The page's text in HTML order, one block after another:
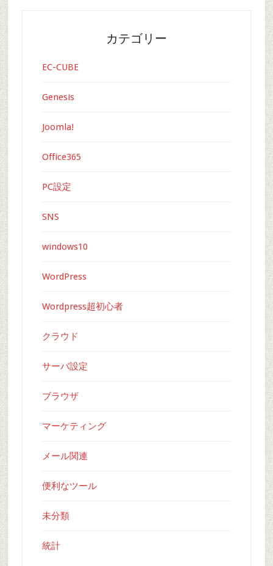
カテゴリー
EC-CUBE
Genesis
Joomla!
Office365
PC設定
SNS
windows10
WordPress
Wordpress超初心者
クラウド
サーバ設定
ブラウザ
マーケティング
メール関連
便利なツール
未分類
統計